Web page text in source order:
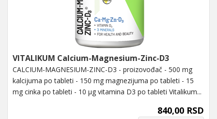
VITALIKUM Calcium-Magnesium-Zinc-D3
CALCIUM-MAGNESIUM-ZINC-D3 - proizovođač - 500 mg
kalcijuma po tableti - 150 mg magnezijuma po tableti - 15
mg cinka po tableti - 10 μg vitamina D3 po tableti Vitalikum...
840,00 RSD